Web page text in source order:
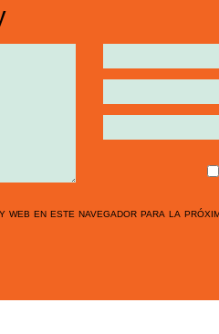
en este navegador para la